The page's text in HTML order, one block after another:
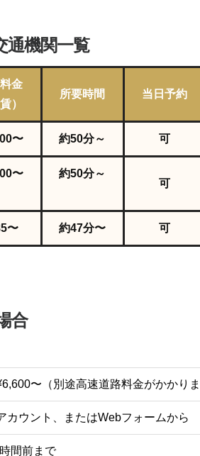
通機関一覧
金
）
所要時間 当日予約
〜 約50分～ 可
〜 約50分～
可
〜 約47分〜 可
合
〜（別途高速道路料金がかかり
カウント、またはWebフォームから
間前まで